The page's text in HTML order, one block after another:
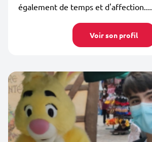
également de temps et d'affection....
Voir son profil